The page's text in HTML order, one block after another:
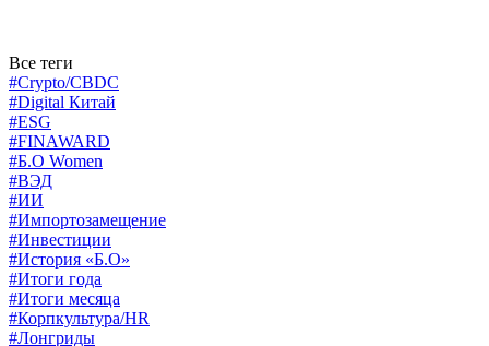
Все теги
#Crypto/CBDC
#Digital Китай
#ESG
#FINAWARD
#Б.О Women
#ВЭД
#ИИ
#Импортозамещение
#Инвестиции
#История «Б.О»
#Итоги года
#Итоги месяца
#Корпкультура/HR
#Лонгриды